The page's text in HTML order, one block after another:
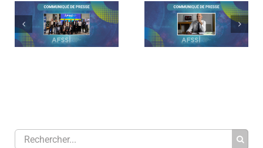
L’AFSSI salue la confirmation de
Roland LESCURE au poste de
Ministre délégué chargé de l’Industrie
Communiqué – L’AFSSI installe
Journées de la R&D partenariale
santé à Montpellier lors des 10e